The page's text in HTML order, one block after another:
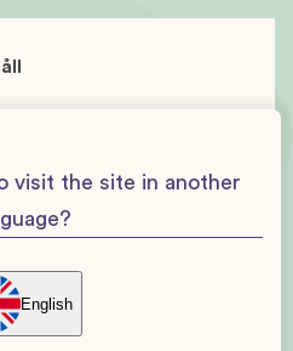
visit the site in another
English